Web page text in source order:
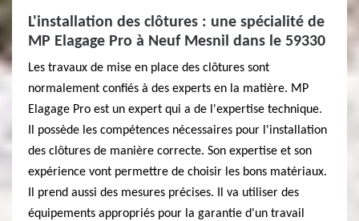
L'installation des clôtures : une spécialité de
MP Elagage Pro à Neuf Mesnil dans le 59330
Les travaux de mise en place des clôtures sont
normalement confiés à des experts en la matière. MP
Elagage Pro est un expert qui a de l'expertise technique.
Il possède les compétences nécessaires pour l'installation
des clôtures de manière correcte. Son expertise et son
expérience vont permettre de choisir les bons matériaux.
Il prend aussi des mesures précises. Il va utiliser des
équipements appropriés pour la garantie d'un travail